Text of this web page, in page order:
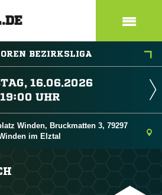
BEZIRKSLIGA

 
Winden, Bruckmatten 3, 79297
im Elztal